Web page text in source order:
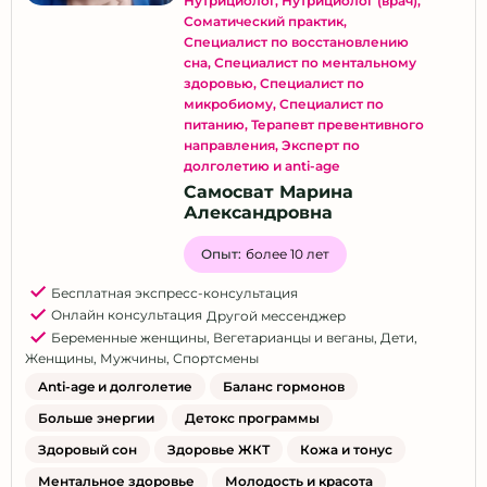
Соматический практик,
Специалист по восстановлению
сна, Специалист по ментальному
здоровью, Специалист по
микробиому, Специалист по
питанию, Терапевт превентивного
направления, Эксперт по
долголетию и anti-age
Самосват Марина
Александровна
Опыт: более 10 лет
Бесплатная экспресс-консультация
Онлайн консультация Другой мессенджер
Беременные женщины, Вегетарианцы и веганы, Дети,
Женщины, Мужчины, Спортсмены
Anti-age и долголетие
Баланс гормонов
Больше энергии
Детокс программы
Здоровый сон
Здоровье ЖКТ
Кожа и тонус
Ментальное здоровье
Молодость и красота